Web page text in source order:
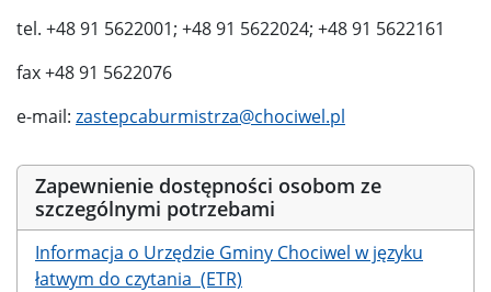
Zapewnienie dostępności osobom ze
szczególnymi potrzebami
Informacja o Urzędzie Gminy Chociwel w języku
łatwym do czytania (ETR)
tel. +48 91 5622001; +48 91 5622024; +48 91 5622161
fax +48 91 5622076
e-mail: zastepcaburmistrza@chociwel.pl